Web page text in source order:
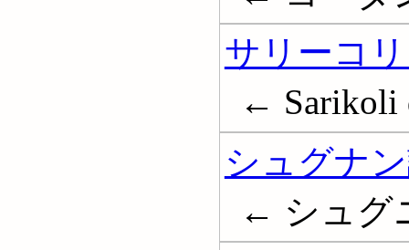
サリーコ
← Sarikoli
シュグナ
← シュグ